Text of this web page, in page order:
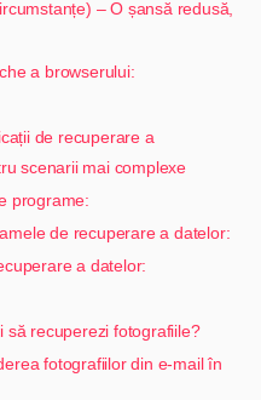
– O șansă redusă,
a browserului:
de recuperare a
scenarii mai complexe
programe:
de recuperare a datelor:
a datelor:
să recuperezi fotografiile?
fotografiilor din e-mail în